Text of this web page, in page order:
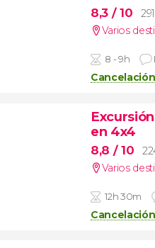
8,3 / 10
Varios
8 - 9h
en 4x4
8,8 / 10
Varios
12h 30m